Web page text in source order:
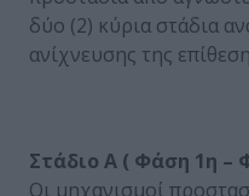
δύο (2) κύρια στάδια
ανίχνευσης της
Στάδιο Α ( Φάση 1η –
Οι μηχανισμοί